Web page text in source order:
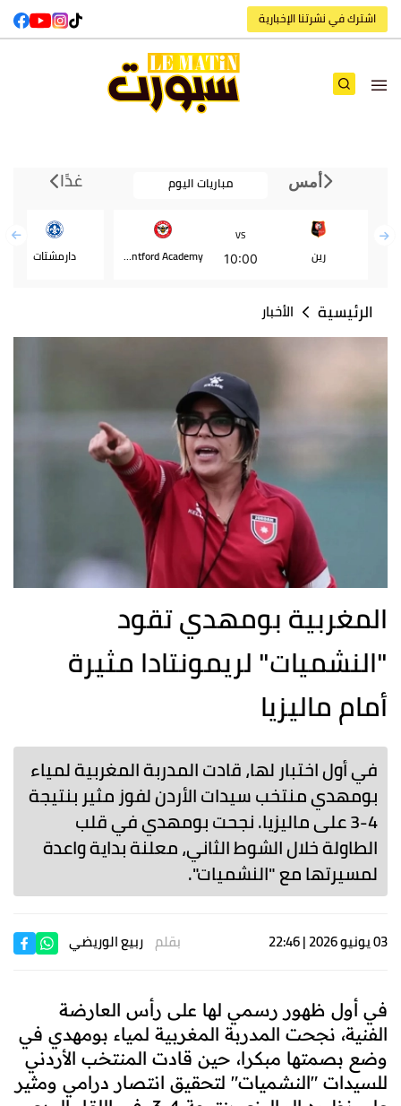
اشترك في نشرتنا الإخبارية
أمس مباريات اليوم غدًا
رين
VS
10:00
Brentford Academy دارمشتات
الرئيسية الأخبار
المغربية بومهدي تقود
"النشميات" لريمونتادا مثيرة
أمام ماليزيا
في أول اختبار لها، قادت المدربة المغربية لمياء
بومهدي منتخب سيدات الأردن لفوز مثير بنتيجة
4-3 على ماليزيا. نجحت بومهدي في قلب
الطاولة خلال الشوط الثاني، معلنة بداية واعدة
لمسيرتها مع "النشميات".
03 يونيو 2026 | 22:46 بقلم ربيع الوريضي
في أول ظهور رسمي لها على رأس العارضة
الفنية، نجحت المدربة المغربية لمياء بومهدي في
وضع بصمتها مبكرا، حين قادت المنتخب الأردني
للسيدات "النشميات" لتحقيق انتصار درامي ومثير